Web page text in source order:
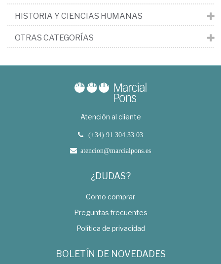
HISTORIA Y CIENCIAS HUMANAS
OTRAS CATEGORÍAS
Atención al cliente
(+34) 91 304 33 03
atencion@marcialpons.es
¿DUDAS?
Como comprar
Preguntas frecuentes
Política de privacidad
BOLETÍN DE NOVEDADES